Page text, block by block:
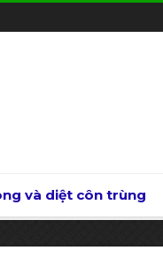
và diệt côn trùng